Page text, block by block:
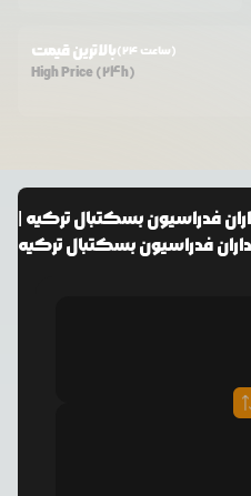
بالاترین قیمت (24 ساعت)
High Price (24h)
فدراسیون بسکتبال ترکیه |
فدراسیون بسکتبال ترکیه